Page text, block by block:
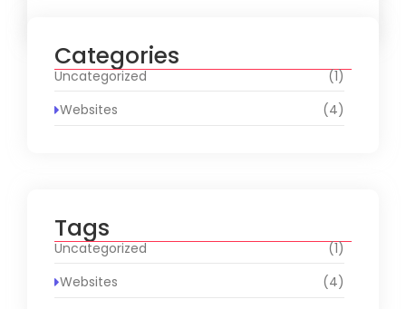
Categories
Uncategorized
(1)
Websites
(4)
Tags
Uncategorized
(1)
Websites
(4)